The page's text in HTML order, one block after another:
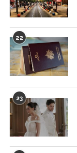
22
23